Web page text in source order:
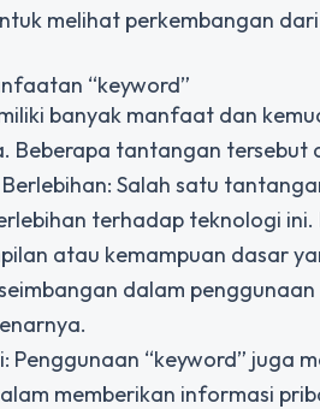
melihat perkembangan
“keyword”
banyak manfaat dan
Beberapa tantangan tersebut
Salah satu
terhadap teknologi
atau kemampuan dasar
dalam
Penggunaan “keyword”
memberikan informasi